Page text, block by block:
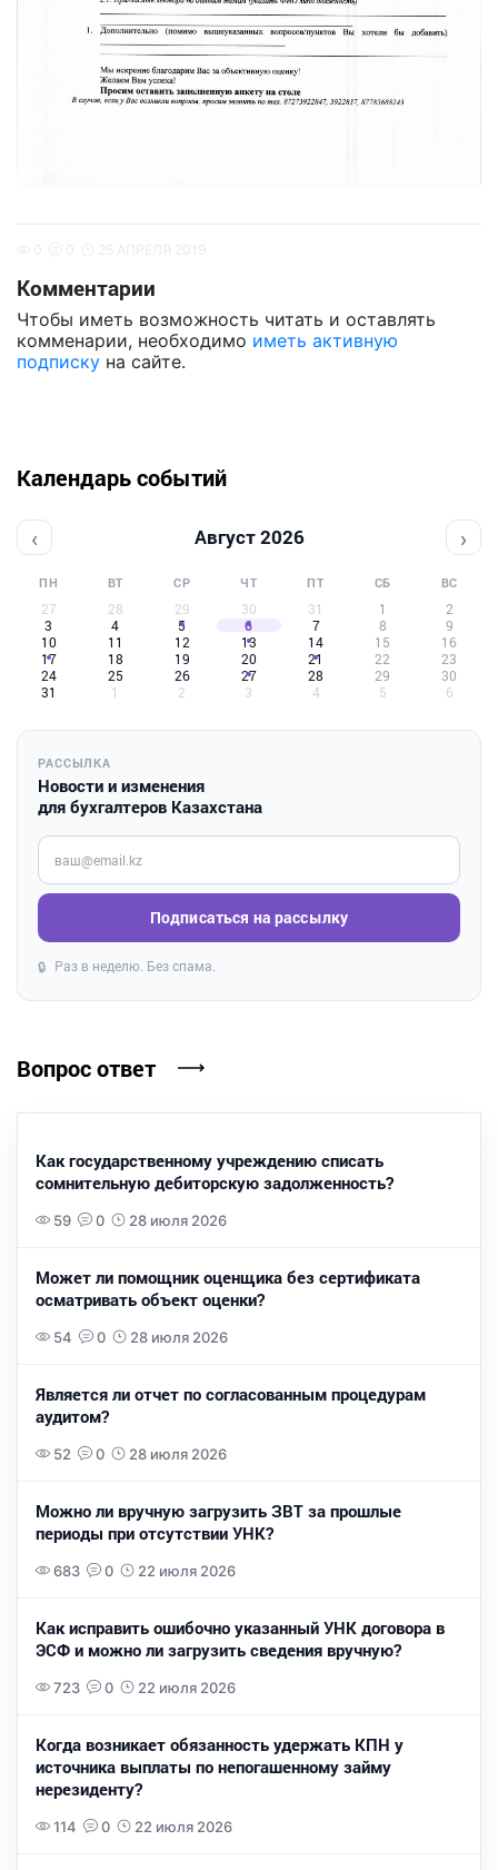
Комментарии
Чтобы иметь возможность читать и оставлять
комменарии, необходимо иметь активную
подписку на сайте.
Календарь событий
‹ Август 2026 ›
ПН ВТ СР ЧТ ПТ СБ ВС
27 28 29 30 31 1
2
3
4 5 6 7 8
9
10
11 12 13 14 15
16
17
18 19 20 21 22
23
24
25 26 27 28 29
30
31
1 2 3 4 5 6
РАССЫЛКА
Новости и изменения
для бухгалтеров Казахстана
Введите ваш e-mail
Подписаться на рассылку
🔒 Раз в неделю. Без спама.
Вопрос ответ
Как государственному учреждению списать
сомнительную дебиторскую задолженность?
59 0 28 июля 2026
Может ли помощник оценщика без сертификата
осматривать объект оценки?
54 0 28 июля 2026
Является ли отчет по согласованным процедурам
аудитом?
52 0 28 июля 2026
Можно ли вручную загрузить ЗВТ за прошлые
периоды при отсутствии УНК?
683 0 22 июля 2026
Как исправить ошибочно указанный УНК договора в
ЭСФ и можно ли загрузить сведения вручную?
723 0 22 июля 2026
Когда возникает обязанность удержать КПН у
источника выплаты по непогашенному займу
нерезиденту?
114 0 22 июля 2026